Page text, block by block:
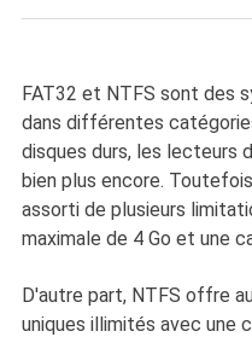
FAT32 et NTFS sont des
dans différentes
disques durs, les lecteurs
bien plus encore.
assorti de plusieurs
maximale de 4 Go et une
D'autre part, NTFS offre
uniques illimités avec une